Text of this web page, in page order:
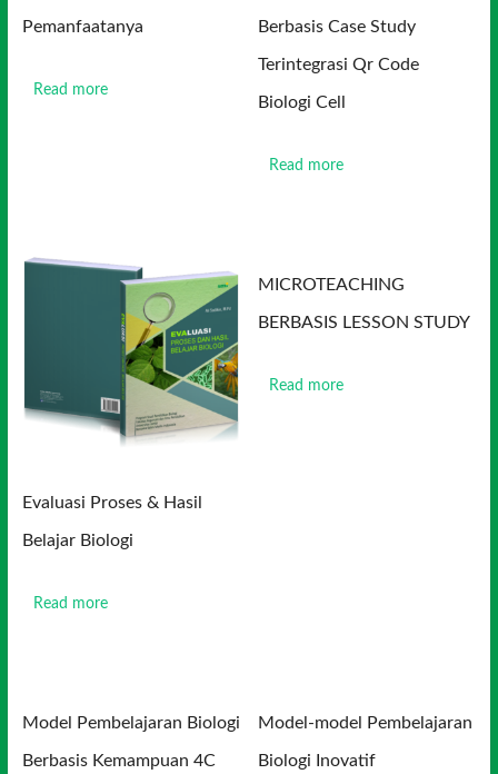
Pemanfaatanya
Read more
Berbasis Case Study
Terintegrasi Qr Code
Biologi Cell
Read more
Evaluasi Proses & Hasil
Belajar Biologi
Read more
MICROTEACHING
BERBASIS LESSON STUDY
Read more
Model Pembelajaran Biologi
Berbasis Kemampuan 4C
Model-model Pembelajaran
Biologi Inovatif